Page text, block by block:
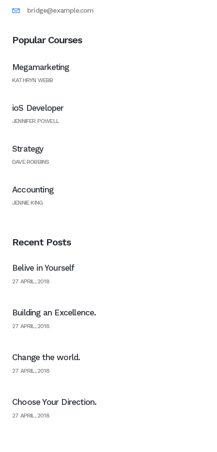
bridge@example.com
Popular Courses
Megamarketing
KATHRYN WEBB
ioS Developer
JENNIFER POWELL
Strategy
DAVE ROBBINS
Accounting
JENNIE KING
Recent Posts
Belive in Yourself
27 APRIL, 2018
Building an Excellence.
27 APRIL, 2018
Change the world.
27 APRIL, 2018
Choose Your Direction.
27 APRIL, 2018